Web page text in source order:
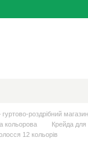
роздрібний магазин
кольорова
Крейда для
12 кольорів